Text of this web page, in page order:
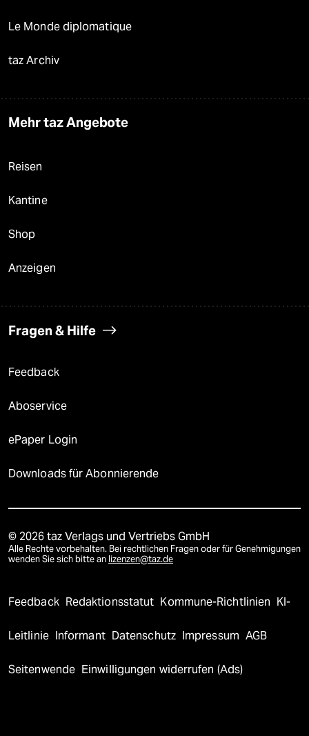
Le Monde diplomatique
taz Archiv
Mehr taz Angebote
Reisen
Kantine
Shop
Anzeigen
Fragen & Hilfe
Feedback
Aboservice
ePaper Login
Downloads für Abonnierende
© 2026 taz Verlags und Vertriebs GmbH
Alle Rechte vorbehalten. Bei rechtlichen Fragen oder für Genehmigungen
wenden Sie sich bitte an lizenzen@taz.de
Feedback Redaktionsstatut Kommune-Richtlinien KI-
Leitlinie Informant Datenschutz Impressum AGB
Seitenwende Einwilligungen widerrufen (Ads)